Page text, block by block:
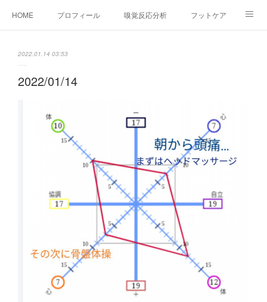
HOME プロフィール 嗅覚反応分析 フットケア
2022.01.14 03:53
2022/01/14